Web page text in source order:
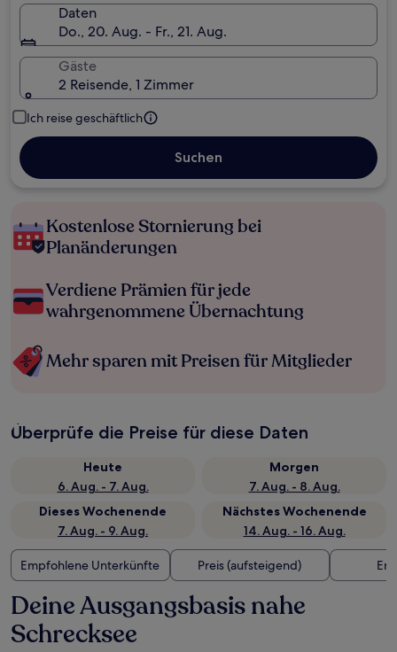
Daten
Do., 20. Aug. - Fr., 21. Aug.
Gäste
2 Reisende, 1 Zimmer
Ich reise geschäftlich
Suchen
Kostenlose Stornierung bei
Planänderungen
Verdiene Prämien für jede
wahrgenommene Übernachtung
Mehr sparen mit Preisen für Mitglieder
Überprüfe die Preise für diese Daten
Heute
6. Aug. - 7. Aug.
Morgen
7. Aug. - 8. Aug.
Dieses Wochenende
7. Aug. - 9. Aug.
Nächstes Wochenende
14. Aug. - 16. Aug.
Empfohlene Unterkünfte Preis (aufsteigend)
Deine Ausgangsbasis nahe
Schrecksee